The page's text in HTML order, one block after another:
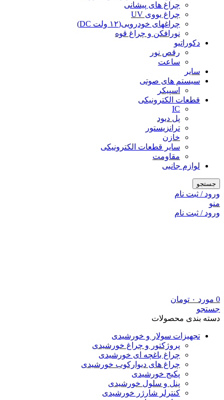
چراغ های پیشانی
چراغ یووی UV
چراغهای خودرویی(۱۲ ولت DC)
نورافکن و چراغ قوه
دکوراتیو
رقص نور
ساعت
سایر
سیستم های صوتی
اسپیکر
قطعات الکترونیکی
IC
پل دیود
ترانزیستور
خازن
سایر قطعات الکترونیکی
مقاومت
لوازم جانبی
جستجو
ورود / ثبت نام
منو
ورود / ثبت نام
0 مورد ۰ تومان
جستجو
دسته بندی محصولات
تجهیزات سولار و خورشیدی
پروژکتور و چراغ خورشیدی
چراغ باغچه ای خورشیدی
چراغ های دیوارکوب خورشیدی
پکیج خورشیدی
پنل و سلول خورشیدی
کنترلر شارژر خورشیدی